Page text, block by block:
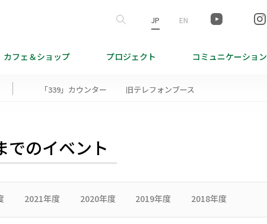
JP EN
カフェ＆ショップ プロジェクト コミュニケーション
「339」カウンター 旧テレフォンブース
でのイベント
2021年度 2020年度 2019年度 2018年度